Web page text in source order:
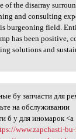
of the disarray
and consulting
burgeoning field.
has been positive,
solutions and
бу
бу запчасти для
на обслуживании
б у для иномарок <a
www.zapchasti-